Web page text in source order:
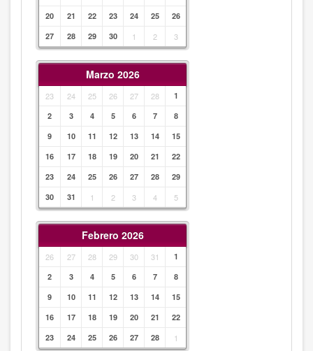
20
21 22 23 24 25
26
27
28 29 30 1 2 3
Marzo 2026
23 24 25 26 27 28
1
2
3 4 5 6 7
8
9
10 11 12 13 14
15
16
17 18 19 20 21
22
23
24 25 26 27 28
29
30
31 1 2 3 4 5
Febrero 2026
26 27 28 29 30 31
1
2
3 4 5 6 7
8
9
10 11 12 13 14
15
16
17 18 19 20 21
22
23
24 25 26 27 28 1